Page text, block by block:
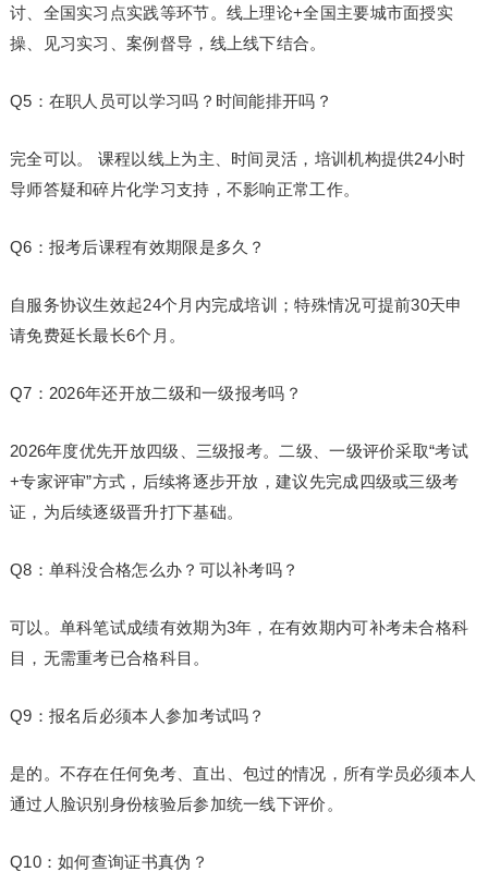
讨、全国实习 点实践等环节。线上理论+全国主要城市面授实
操、见习实习 、案例督导，线上线下结合。
Q5：在职人员可以学习吗？时间能排开吗？
完全可以。 课程以线上为主、时间灵活，培训机构提供24小时
导师答疑和碎片化学习支持，不影响正常工作。
Q6：报考后课程有效期限是多久？
自服务协议生效起24个月内完成培训；特殊情况可提前30天申
请免费延长最长6个月。
Q7：2026年还开放二级和一级报考吗？
2026年度优先开放四级、三级报考。二级、一级评价采取“考试
+专家评审”方式，后续将逐步开放，建议先完成四级或三级考
证，为后续逐级晋升打下基础。
Q8：单科没合格怎么办？可以补考吗？
可以。单科笔试成绩有效期为3年，在有效期内可补考未合格科
目，无需重考已合格科目。
Q9：报名后必须本人参加考试吗？
是的。不存在任何免考、直出、包过的情况，所有学员必须本人
通过人脸识别身份核验后参加统一线下评价。
Q10：如何查询证书真伪？